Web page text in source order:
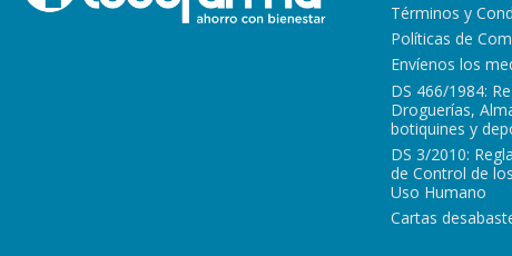
Términos y
Políticas de
Envíenos los
DS 466/1984:
Droguerías,
botiquines y
DS 3/2010:
de Control de
Uso Humano
Cartas